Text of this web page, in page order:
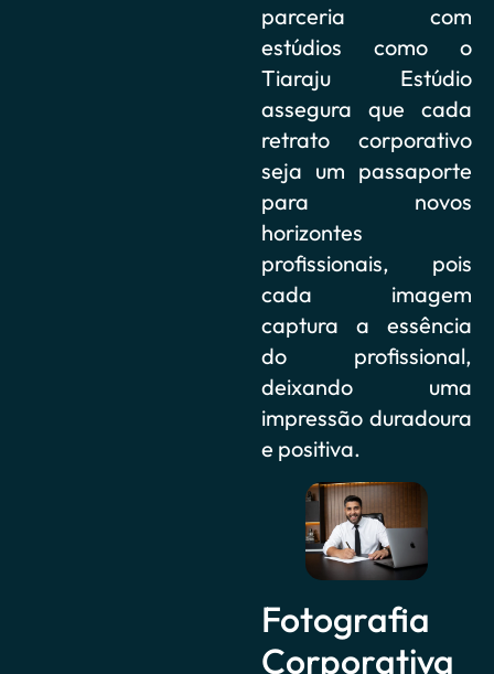
parceria com
estúdios como o
Tiaraju Estúdio
assegura que cada
retrato corporativo
seja um passaporte
para novos
horizontes
profissionais, pois
cada imagem
captura a essência
do profissional,
deixando uma
impressão duradoura
e positiva.
Fotografia
Corporativa